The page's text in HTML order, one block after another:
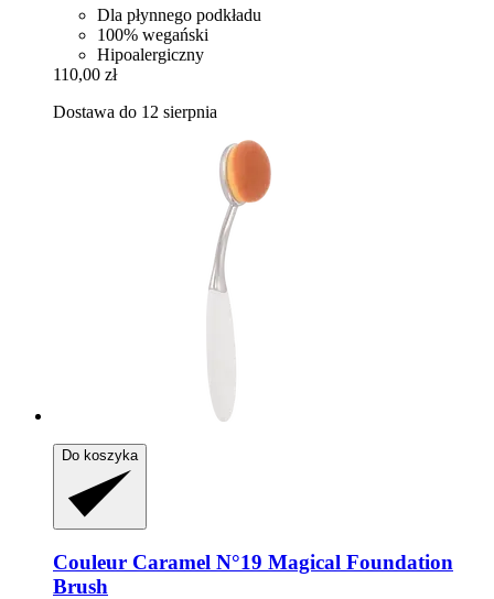
Dla płynnego podkładu
100% wegański
Hipoalergiczny
110,00 zł
Dostawa do 12 sierpnia
Do koszyka
Couleur Caramel N°19 Magical Foundation
Brush